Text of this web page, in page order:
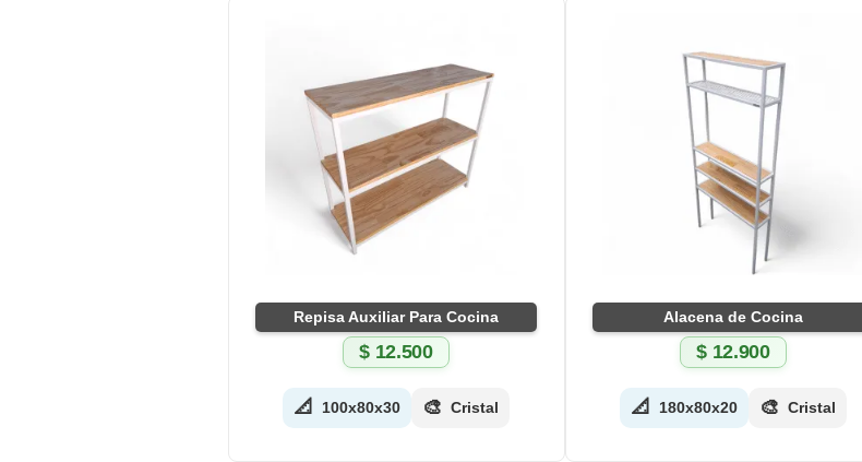
Repisa Auxiliar Para Cocina
$12.500
📐 100x80x30 🎨 Cristal
Alacena de Cocina
$12.900
📐 180x80x20 🎨 Cristal